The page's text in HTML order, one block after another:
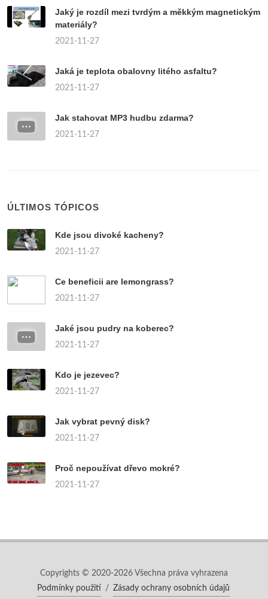
Jaký je rozdíl mezi tvrdým a měkkým magnetickým
materiály?
2021-11-27
Jaká je teplota obalovny litého asfaltu?
2021-11-27
Jak stahovat MP3 hudbu zdarma?
2021-11-27
ÚLTIMOS TÓPICOS
Kde jsou divoké kacheny?
2021-11-27
Ce beneficii are lemongrass?
2021-11-27
Jaké jsou pudry na koberec?
2021-11-27
Kdo je jezevec?
2021-11-27
Jak vybrat pevný disk?
2021-11-27
Proč nepoužívat dřevo mokré?
2021-11-27
Copyrights © 2020-2026 Všechna práva vyhrazena
Podmínky použití
/ Zásady ochrany osobních údajů